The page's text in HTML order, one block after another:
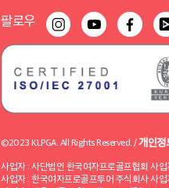
팔로우
©2023 KLPGA. All Rights Reserved. /개인정
사업자 : 사단법인 한국여자프로골프협회 사
사업자 : 한국여자프로골프투어 주식회사 사